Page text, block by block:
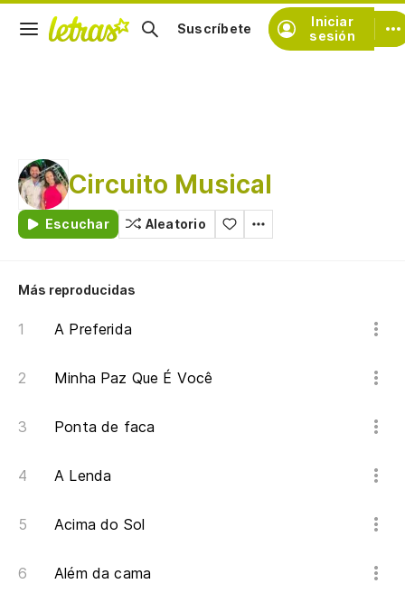
Iniciar
sesión
Suscríbete
Circuito Musical
Escuchar Aleatorio
Más reproducidas
A Preferida
Minha Paz Que É Você
Ponta de faca
A Lenda
Acima do Sol
Além da cama